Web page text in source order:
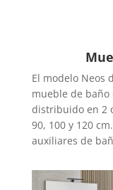
El modelo Neos
mueble de
distribuido en 2
90, 100 y 120
auxiliares de